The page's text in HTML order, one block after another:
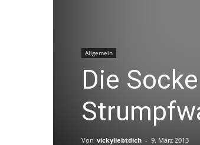
Allgemein
Die
Von vickyliebtdich - 9. März 2013